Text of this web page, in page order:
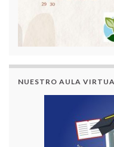
NUESTRO AULA